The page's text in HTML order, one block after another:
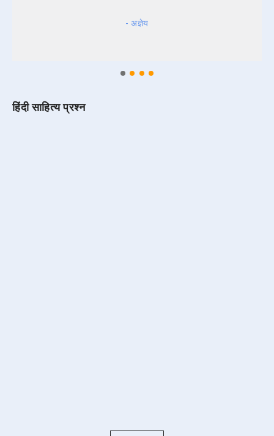
- अज्ञेय
हिंदी साहित्य प्रश्न